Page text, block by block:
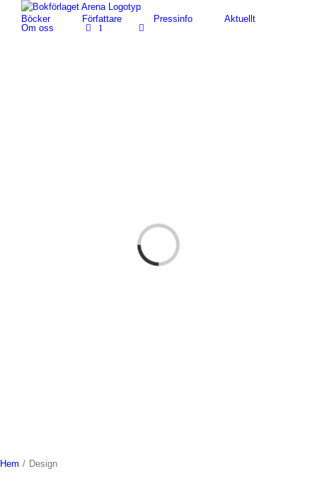
Fortsätt
innehållet
Böcker Författare Pressinfo
Aktuellt
Om oss
1
Loading...
Hem / Design